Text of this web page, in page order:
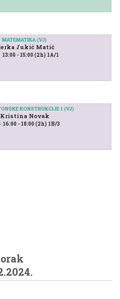
MATEMATIKA (VJ)
Jukić Matić
13:00 - 15:00 (2h) 1A/1
KONSTRUKCIJE 1 (VJ)
Kristina Novak
16:00 - 18:00 (2h) 1B/3